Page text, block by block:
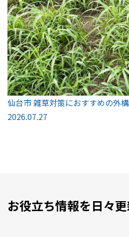
仙台市 雑草対策におすすめの外
2026.07.27
お役立ち情報を日々更